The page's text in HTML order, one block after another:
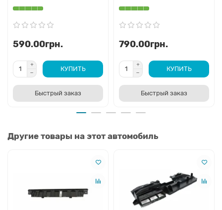
590.00грн.
КУПИТЬ
Быстрый заказ
790.00грн.
КУПИТЬ
Быстрый заказ
Другие товары на этот автомобиль